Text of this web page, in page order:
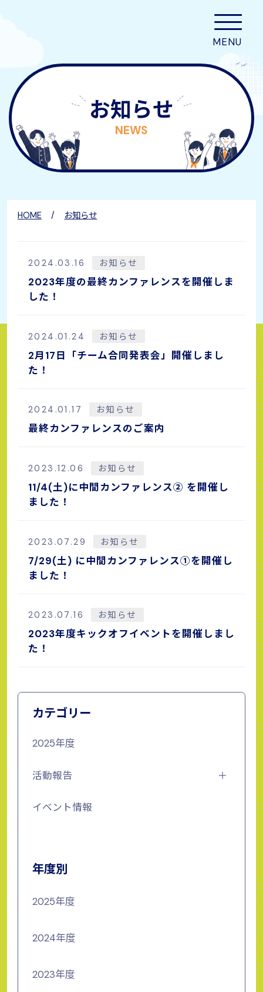
お知らせ
NEWS
HOME お知らせ
2024.03.16 お知らせ
2023年度の最終カンファレンスを開催しま
した！
2024.01.24 お知らせ
2月17日「チーム合同発表会」開催しまし
た！
2024.01.17 お知らせ
最終カンファレンスのご案内
2023.12.06 お知らせ
11/4(土)に中間カンファレンス② を開催し
ました！
2023.07.29 お知らせ
7/29(土) に中間カンファレンス①を開催し
ました！
2023.07.16 お知らせ
2023年度キックオフイベントを開催しまし
た！
カテゴリー
2025年度
活動報告
イベント情報
年度別
2025年度
2024年度
2023年度